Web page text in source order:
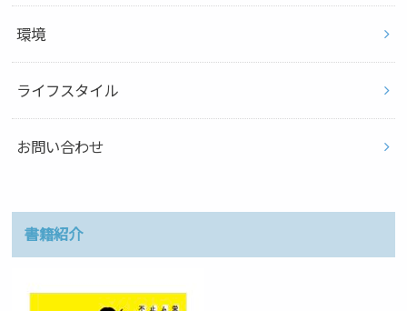
環境
ライフスタイル
お問い合わせ
書籍紹介